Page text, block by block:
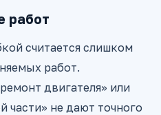
работ
считается слишком
работ.
двигателя» или
части» не дают точного